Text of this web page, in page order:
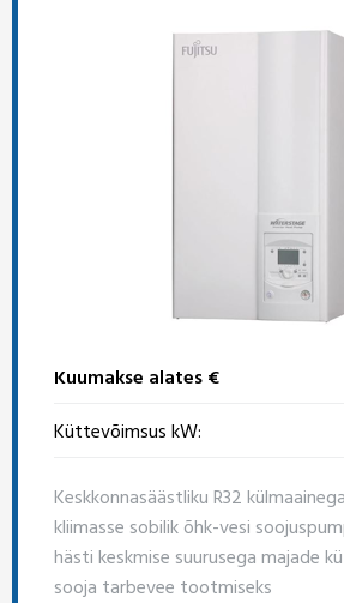
Kuumakse alates €
Küttevõimsus kW:
Keskkonnasäästliku R32
kliimasse sobilik õhk-vesi
hästi keskmise suurusega majade
sooja tarbevee tootmiseks